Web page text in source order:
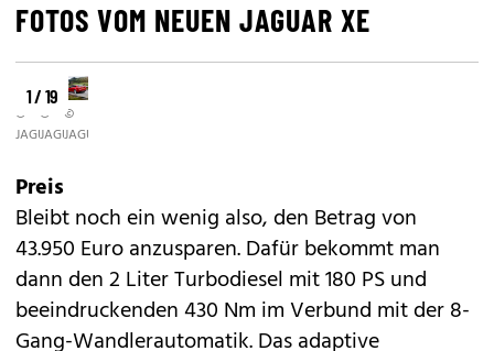
FOTOS VOM NEUEN JAGUAR XE
1 / 19
©
JAGUAR
©
JAGUAR
©
JAGUAR
Preis
Bleibt noch ein wenig also, den Betrag von
43.950 Euro anzusparen. Dafür bekommt man
dann den 2 Liter Turbodiesel mit 180 PS und
beeindruckenden 430 Nm im Verbund mit der 8-
Gang-Wandlerautomatik. Das adaptive